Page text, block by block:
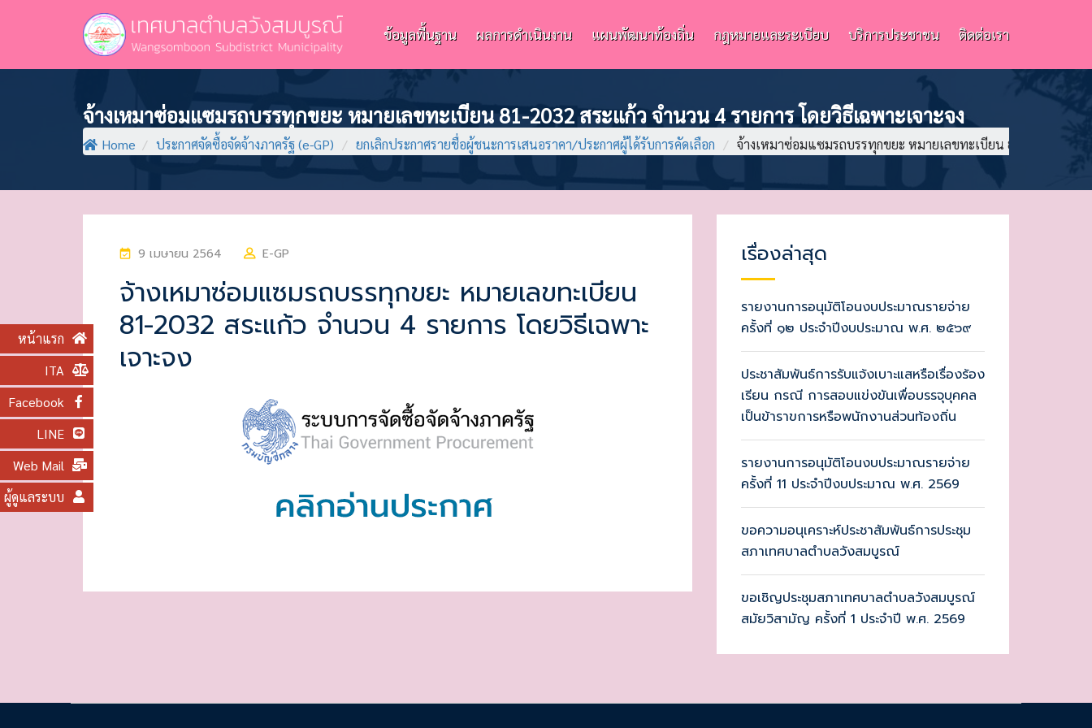
หน้าแรก
ITA
Facebook
LINE
Web Mail
ผู้ดูแลระบบ
ข้อมูลพื้นฐาน ผลการดำเนินงาน แผนพัฒนาท้องถิ่น กฎหมายและระเบียบ บริการประชาชน ติดต่อเรา
จ้างเหมาซ่อมแซมรถบรรทุกขยะ หมายเลขทะเบียน 81-2032 สระแก้ว จำนวน 4 รายการ โดยวิธีเฉพาะเจาะจง
Home / ประกาศจัดซื้อจัดจ้างภาครัฐ (e-GP) / ยกเลิกประกาศรายชื่อผู้ชนะการเสนอราคา/ประกาศผู้ได้รับการคัดเลือก / จ้างเหมาซ่อมแซมรถบรรทุกขยะ หมายเลขทะเบียน 81-2032 สระแ
P
S
T
E
D
9 เมษายน 2564 E-GP
จ้างเหมาซ่อมแซมรถบรรทุกขยะ หมายเลขทะเบียน
81-2032 สระแก้ว จำนวน 4 รายการ โดยวิธีเฉพาะ
เจาะจง
เรื่องล่าสุด
รายงานการอนุมัติโอนงบประมาณรายจ่าย
ครั้งที่ ๑๒ ประจำปีงบประมาณ พ.ศ. ๒๕๖๙
ประชาสัมพันธ์การรับแจ้งเบาะแสหรือเรื่องร้อง
เรียน กรณี การสอบแข่งขันเพื่อบรรจุบุคคล
เป็นข้าราขการหรือพนักงานส่วนท้องถิ่น
รายงานการอนุมัติโอนงบประมาณรายจ่าย
ครั้งที่ 11 ประจำปีงบประมาณ พ.ศ. 2569
ขอความอนุเคราะห์ประชาสัมพันธ์การประชุม
สภาเทศบาลตำบลวังสมบูรณ์
ขอเชิญประชุมสภาเทศบาลตำบลวังสมบูรณ์
สมัยวิสามัญ ครั้งที่ 1 ประจำปี พ.ศ. 2569